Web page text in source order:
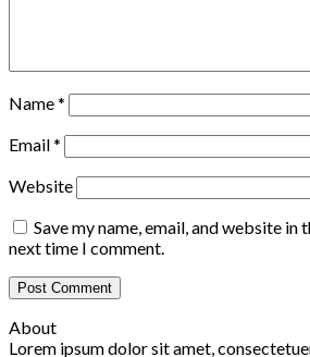
Name*
Email*
Website
Save my name, email, and website
next time I comment.
About
Lorem ipsum dolor sit amet,